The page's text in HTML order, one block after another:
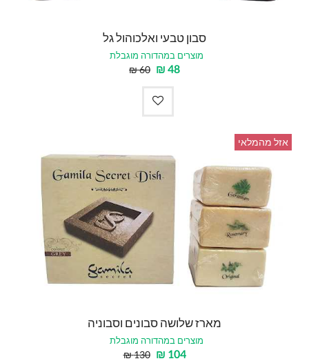
סבון טבעי ואלכוהול גל
מוצרים במהדורה מוגבלת
48
₪
60
₪
אזל מהמלאי
מארז שלושה סבונים וסבוניה
מוצרים במהדורה מוגבלת
104
₪
130
₪